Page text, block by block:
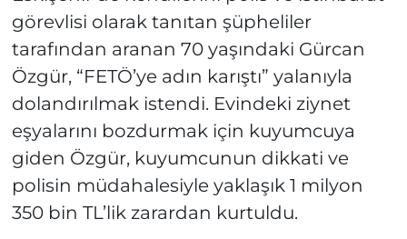
görevlisi olarak tanıtan şüpheliler
tarafından aranan 70 yaşındaki Gürcan
Özgür, “FETÖ’ye adın karıştı” yalanıyla
dolandırılmak istendi. Evindeki ziynet
eşyalarını bozdurmak için kuyumcuya
giden Özgür, kuyumcunun dikkati ve
polisin müdahalesiyle yaklaşık 1 milyon
350 bin TL’lik zarardan kurtuldu.